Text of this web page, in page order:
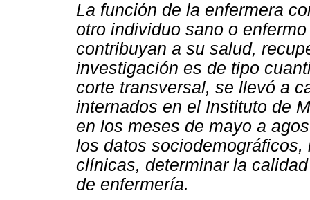
La función de la enfermera
otro individuo sano o
contribuyan a su salud,
investigación es de tipo
corte transversal, se llevó a
internados en el Instituto de
en los meses de mayo a
los datos
clínicas, determinar la
de enfermería.